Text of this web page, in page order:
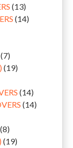
(13)
(14)
(7)
(19)
(14)
(14)
(8)
(19)